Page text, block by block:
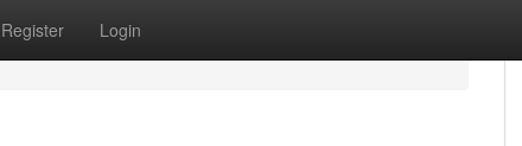
Register Login